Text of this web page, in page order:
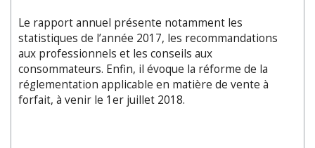
Le rapport annuel présente notamment les
statistiques de l’année 2017, les recommandations
aux professionnels et les conseils aux
consommateurs. Enfin, il évoque la réforme de la
réglementation applicable en matière de vente à
forfait, à venir le 1er juillet 2018.